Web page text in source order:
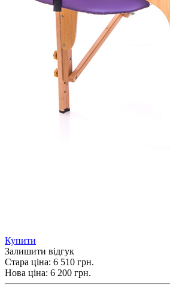
Купити
Залишити відгук
Стара ціна: 6 510 грн.
Нова ціна: 6 200 грн.